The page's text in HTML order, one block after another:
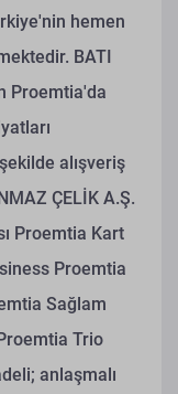
hemen
BATI
Proemtia'da
alışveriş
ÇELİK A.Ş.
Proemtia Kart
Proemtia
Sağlam
Trio
anlaşmalı